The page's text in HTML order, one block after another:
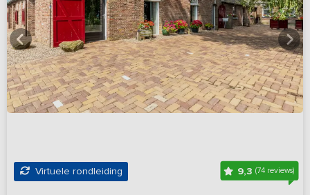
Virtuele rondleiding 9,3(74 reviews)